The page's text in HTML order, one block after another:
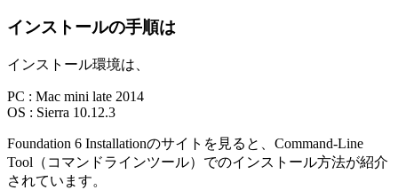
インストールの手順は
インストール環境は、
PC : Mac mini late 2014
OS : Sierra 10.12.3
Foundation 6 Installationのサイトを見ると、Command-Line
Tool（コマンドラインツール）でのインストール方法が紹介
されています。